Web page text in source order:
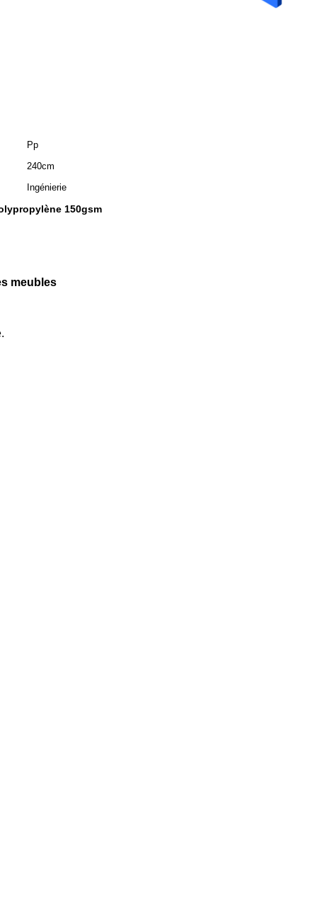
Pp
240cm
Ingénierie
150gsm
meubles